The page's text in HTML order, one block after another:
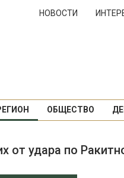
НОВОСТИ
ОБЩЕСТВО
от удара по